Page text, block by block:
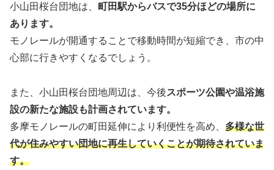
小山田桜台団地は、 町田駅からバスで35分ほどの場所に
あります。
モノレールが開通することで移動時間が短縮でき、市の中
心部に行きやすくなるでしょう。
また、小山田桜台団地周辺は、今後スポーツ公園や温浴施
設の新たな施設も計画されています。
多摩モノレールの町田延伸により利便性を高め、 多様な世
代が住みやすい団地に再生していくことが期待されていま
す。